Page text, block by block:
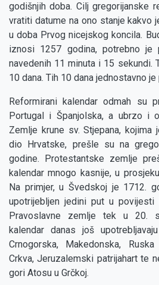
godišnjih doba. Cilj gregorijanske
vratiti datume na ono stanje kakvo
u doba Prvog nicejskog koncila.
iznosi 1257 godina, potrebno
navedenih 11 minuta i 15 sekundi.
10 dana. Tih 10 dana jednostavno
Reformirani kalendar odmah su
Portugal i Španjolska, a ubrzo i
Zemlje krune sv. Stjepana, kojima
dio Hrvatske, prešle su na
godine. Protestantske zemlje
kalendar mnogo kasnije, u
Na primjer, u Švedskoj je 1712.
upotrijebljen jedini put u povijesti
Pravoslavne zemlje tek u 20.
kalendar danas još
Crnogorska, Makedonska,
Crkva, Jeruzalemski patrijahart te
gori Atosu u Grčkoj.